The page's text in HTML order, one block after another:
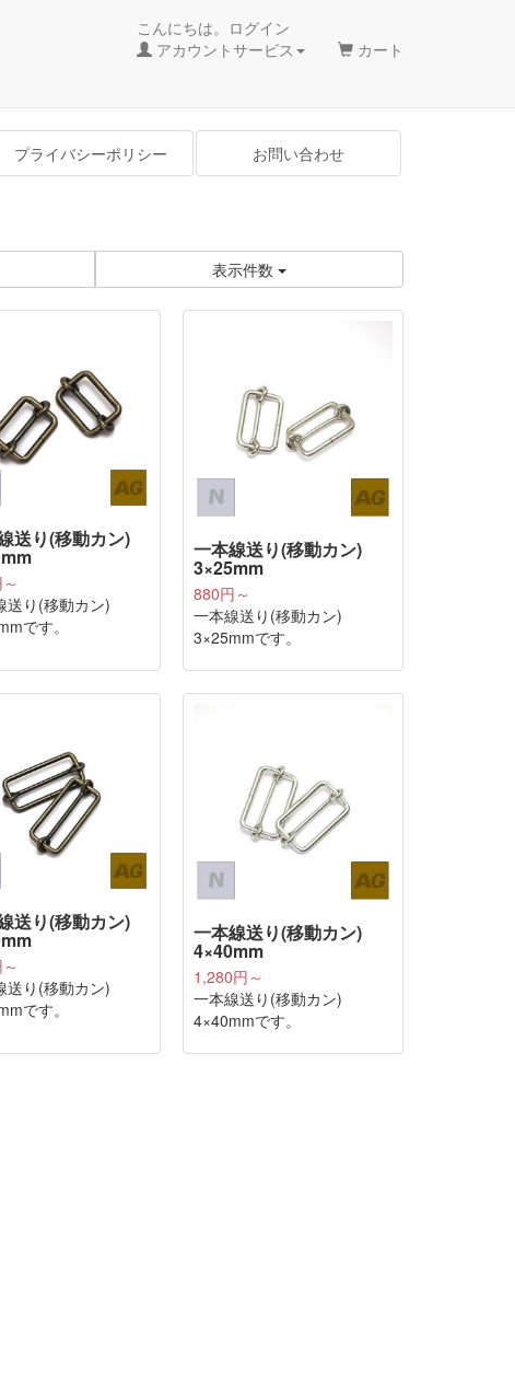
こんにちは。ログイン
アカウントサービス
カート
プライバシーポリシー お問い合わせ
表示件数
送り(移動カン)
送り(移動カン)
です。
一本線送り(移動カン)
3×25mm
880円～
一本線送り(移動カン)
3×25mmです。
送り(移動カン)
送り(移動カン)
です。
一本線送り(移動カン)
4×40mm
1,280円～
一本線送り(移動カン)
4×40mmです。